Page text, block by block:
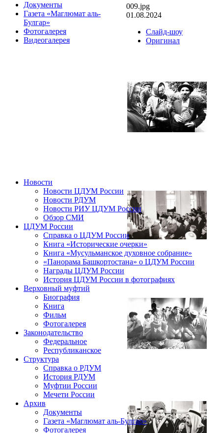
Документы
Газета «Маглюмат аль-
Булгар»
Фотогалерея
Видеогалерея
009.jpg
01.08.2024
Слайд-шоу
Оригинал
Новости
Новости ЦДУМ России
Новости РДУМ
Новости РИУ ЦДУМ России
Обзор СМИ
ЦДУМ России
Справка о ЦДУМ России
Книга «Исторические очерки»
Книга «Мусульманское духовное собрание»
«Панорама Башкортостана» о ЦДУМ России
Награды ЦДУМ России
История ЦДУМ России в фотографиях
Верховный муфтий
Биография
Книга
Фильм
Фотогалерея
Законодательство
Федеральное
Республиканское
Структура
Справка о РДУМ
История РДУМ
Муфтии России
Мечети России
Архив
Документы
Газета «Маглюмат аль-Булгар»
Фотогалерея